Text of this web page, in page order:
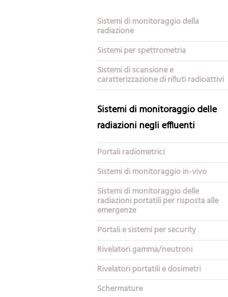
Sistemi di monitoraggio della
radiazione
Sistemi per spettrometria
Sistemi di scansione e
caratterizzazione di rifiuti radioattivi
Sistemi di monitoraggio delle
radiazioni negli effluenti
Portali radiometrici
Sistemi di monitoraggio in-vivo
Sistemi di monitoraggio delle
radiazioni portatili per risposta alle
emergenze
Portali e sistemi per security
Rivelatori gamma/neutroni
Rivelatori portatili e dosimetri
Schermature